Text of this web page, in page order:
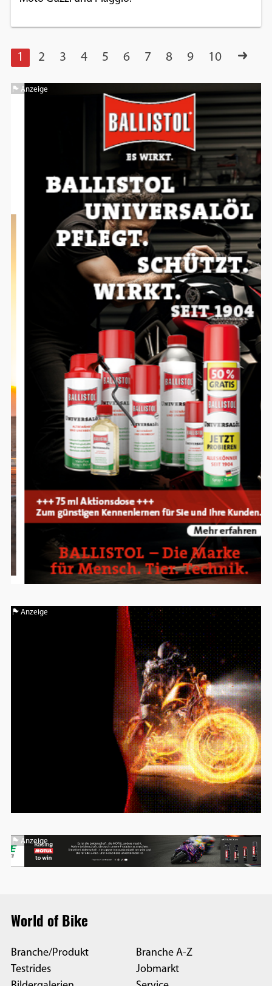
1 2 3 4 5 6 7 8 9 10
Anzeige
Anzeige
Anzeige
World of Bike
Branche/Produkt
Testrides
Branche A-Z
Jobmarkt